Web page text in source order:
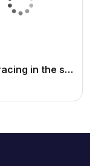
Crazy racing in the sky